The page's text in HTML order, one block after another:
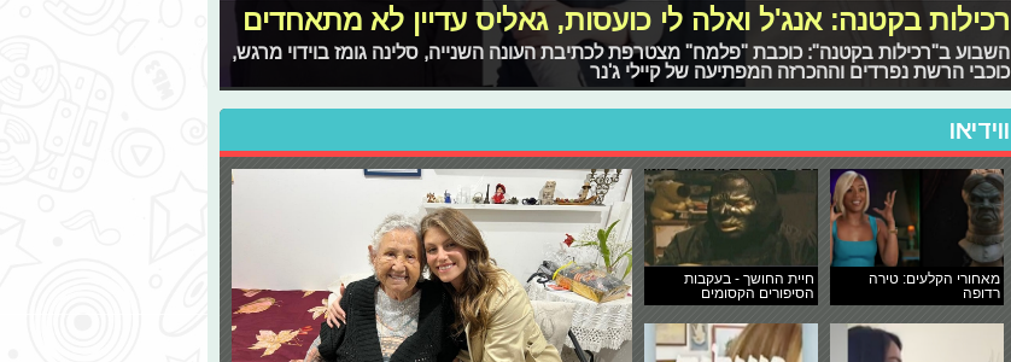
רכילות בקטנה: אנג'ל ואלה לי כועסות, גאליס עדיין לא מתאחדים
השבוע ב"רכילות בקטנה": כוכבת "פלמח" מצטרפת לכתיבת העונה השנייה, סלינה גומז בוידוי מרגש,
כוכבי הרשת נפרדים וההכרזה המפתיעה של קיילי ג'נר
ווידיאו
מאחורי הקלעים: טירה
רדופה
חיית החושך - בעקבות
הסיפורים הקסומים